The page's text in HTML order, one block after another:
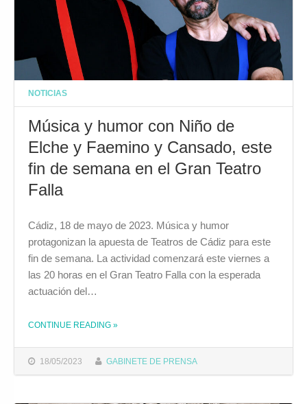
NOTICIAS
Música y humor con Niño de
Elche y Faemino y Cansado, este
fin de semana en el Gran Teatro
Falla
18/05/2023 GABINETE DE PRENSA
Cádiz, 18 de mayo de 2023. Música y humor
protagonizan la apuesta de Teatros de Cádiz para este
fin de semana. La actividad comenzará este viernes a
las 20 horas en el Gran Teatro Falla con la esperada
actuación del…
CONTINUE READING
THE "MÚSICA Y HUMOR CON NIÑO DE ELCHE Y FAEMINO Y CANSADO, ESTE FIN DE SEMANA EN EL GRAN TEATRO FALLA"
»